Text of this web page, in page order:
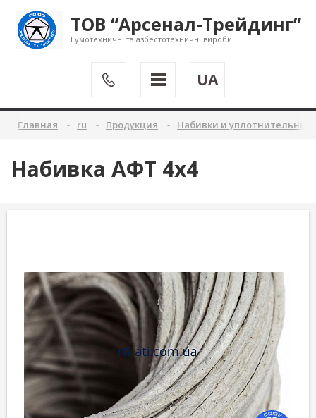
ТОВ “Арсенал-Трейдинг”
Гумотехничні та азбестотехничні вироби
UA
Главная ru Продукция Набивки и
Набивка АФТ 4х4